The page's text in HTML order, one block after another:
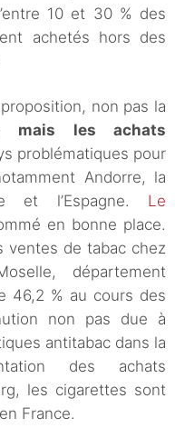
10 et 30 % des
achetés hors des
non pas la
mais les achats
problématiques pour
Andorre, la
et l’Espagne. Le
en bonne place.
ventes de tabac chez
département
46,2 % au cours des
non pas due à
antitabac dans la
des achats
les cigarettes sont
France.